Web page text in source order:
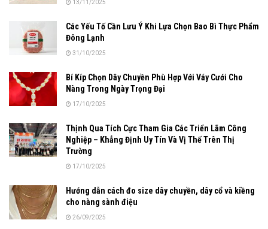
13/11/2025
Các Yếu Tố Cần Lưu Ý Khi Lựa Chọn Bao Bì Thực Phẩm
Đông Lạnh
31/10/2025
Bí Kíp Chọn Dây Chuyền Phù Hợp Với Váy Cưới Cho
Nàng Trong Ngày Trọng Đại
17/10/2025
Thịnh Qua Tích Cực Tham Gia Các Triển Lãm Công
Nghiệp – Khẳng Định Uy Tín Và Vị Thế Trên Thị
Trường
17/10/2025
Hướng dẫn cách đo size dây chuyền, dây cổ và kiềng
cho nàng sành điệu
26/09/2025